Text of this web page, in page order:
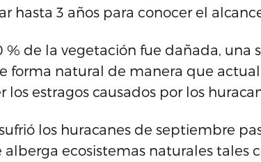
hasta 3 años para conocer el
% de la vegetación fue dañada, una
forma natural de manera que
los estragos causados por los
los huracanes de septiembre
alberga ecosistemas naturales tales